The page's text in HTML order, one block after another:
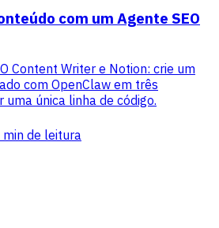
com um Agente SEO
Content Writer e Notion: crie um
com OpenClaw em três
única linha de código.
min de leitura